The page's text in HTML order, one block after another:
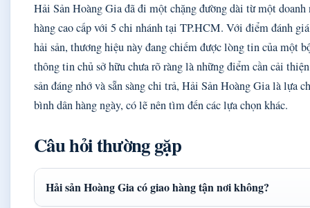
Hải Sản Hoàng Gia đã đi một chặng đường dài từ một
hàng cao cấp với 5 chi nhánh tại TP.HCM. Với điểm đánh
hải sản, thương hiệu này đang chiếm được lòng tin của một
thông tin chủ sở hữu chưa rõ ràng là những điểm cần cải
sản đáng nhớ và sẵn sàng chi trả, Hải Sản Hoàng Gia là lựa
bình dân hàng ngày, có lẽ nên tìm đến các lựa chọn khác.
Câu hỏi thường gặp
Hải sản Hoàng Gia có giao hàng tận nơi không?